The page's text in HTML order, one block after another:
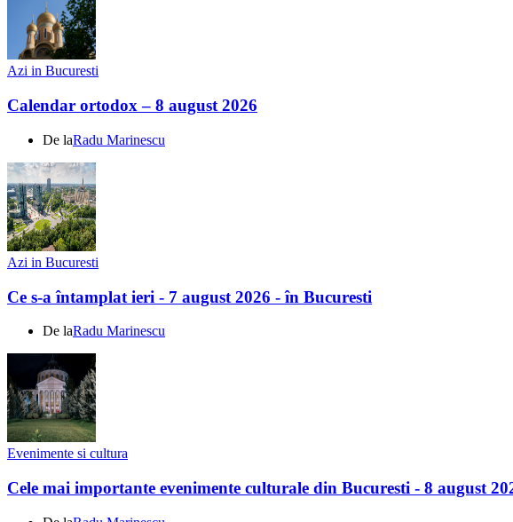
Azi in Bucuresti
Calendar ortodox – 8 august 2026
De laRadu Marinescu
Azi in Bucuresti
Ce s-a întamplat ieri - 7 august 2026 - în Bucuresti
De laRadu Marinescu
Evenimente si cultura
Cele mai importante evenimente culturale din Bucuresti - 8 august